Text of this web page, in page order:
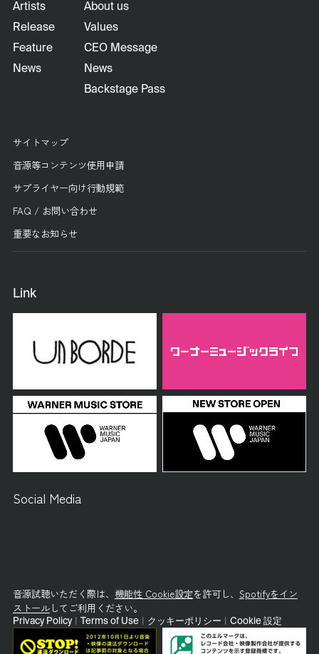
Artists
Release
Feature
News
About us
Values
CEO Message
News
Backstage Pass
サイトマップ
音源等コンテンツ使用申請
サプライヤー向け行動規範
FAQ / お問い合わせ
重要なお知らせ
Link
Social Media
音源試聴いただく際は、 機能性 Cookie設定を許可し、 Spotifyをイン
ストールしてご利用ください。
Privacy Policy Terms of Use クッキーポリシー Cookie 設定